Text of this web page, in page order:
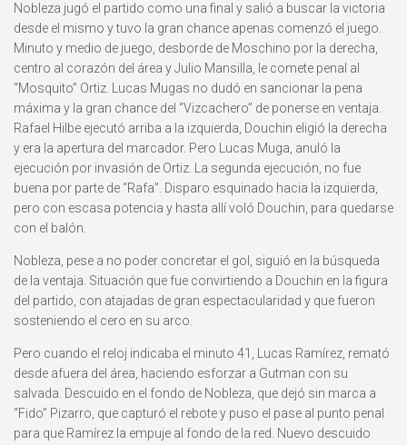
Nobleza jugó el partido como una final y salió a buscar la victoria
desde el mismo y tuvo la gran chance apenas comenzó el juego.
Minuto y medio de juego, desborde de Moschino por la derecha,
centro al corazón del área y Julio Mansilla, le comete penal al
“Mosquito” Ortiz. Lucas Mugas no dudó en sancionar la pena
máxima y la gran chance del “Vizcachero” de ponerse en ventaja.
Rafael Hilbe ejecutó arriba a la izquierda, Douchin eligió la derecha
y era la apertura del marcador. Pero Lucas Muga, anuló la
ejecución por invasión de Ortiz. La segunda ejecución, no fue
buena por parte de “Rafa”. Disparo esquinado hacia la izquierda,
pero con escasa potencia y hasta allí voló Douchin, para quedarse
con el balón.
Nobleza, pese a no poder concretar el gol, siguió en la búsqueda
de la ventaja. Situación que fue convirtiendo a Douchin en la figura
del partido, con atajadas de gran espectacularidad y que fueron
sosteniendo el cero en su arco.
Pero cuando el reloj indicaba el minuto 41, Lucas Ramírez, remató
desde afuera del área, haciendo esforzar a Gutman con su
salvada. Descuido en el fondo de Nobleza, que dejó sin marca a
“Fido” Pizarro, que capturó el rebote y puso el pase al punto penal
para que Ramírez la empuje al fondo de la red. Nuevo descuido